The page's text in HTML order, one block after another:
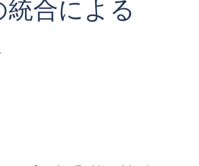
統合による